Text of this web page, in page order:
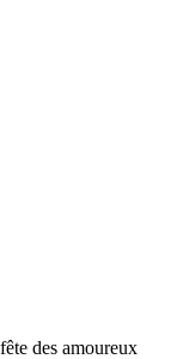
des amoureux